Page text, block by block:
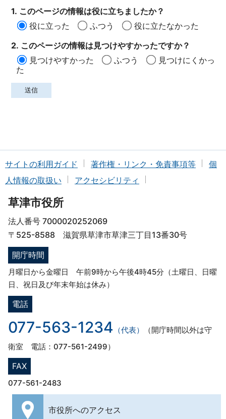
1. このページの情報は役に立ちましたか？
役に立った
ふつう
役に立たなかった
2. このページの情報は見つけやすかったですか？
見つけやすかった
ふつう
見つけにくかっ
た
サイトの利用ガイド 著作権・リンク・免責事項等
個
人情報の取扱い
アクセシビリティ
草津市役所
法人番号 7000020252069
〒525-8588 滋賀県草津市草津三丁目13番30号
開庁時間
月曜日から金曜日 午前9時から午後4時45分（土曜日、日曜
日、祝日及び年末年始は休み）
電話
077-563-1234 （代表）
（開庁時間以外は守
衛室 電話：077-561-2499）
FAX
077-561-2483
市役所へのアクセス